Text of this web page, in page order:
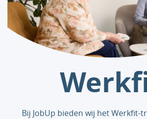
Bij JobUp bieden wij het Werkfit-